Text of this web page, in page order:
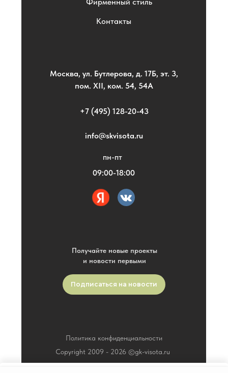
Политика конфиденциальности
Copyright 2009 - 2026 ©gk-visota.ru
Получайте новые проекты
и новости первыми
Контакты
+7 (495) 128-20-43
info@skvisota.ru
Москва, ул. Бутлерова, д. 17Б, эт. 3,
пом. XII, ком. 54, 54А
пн-пт
09:00-18:00
Подписаться на новости